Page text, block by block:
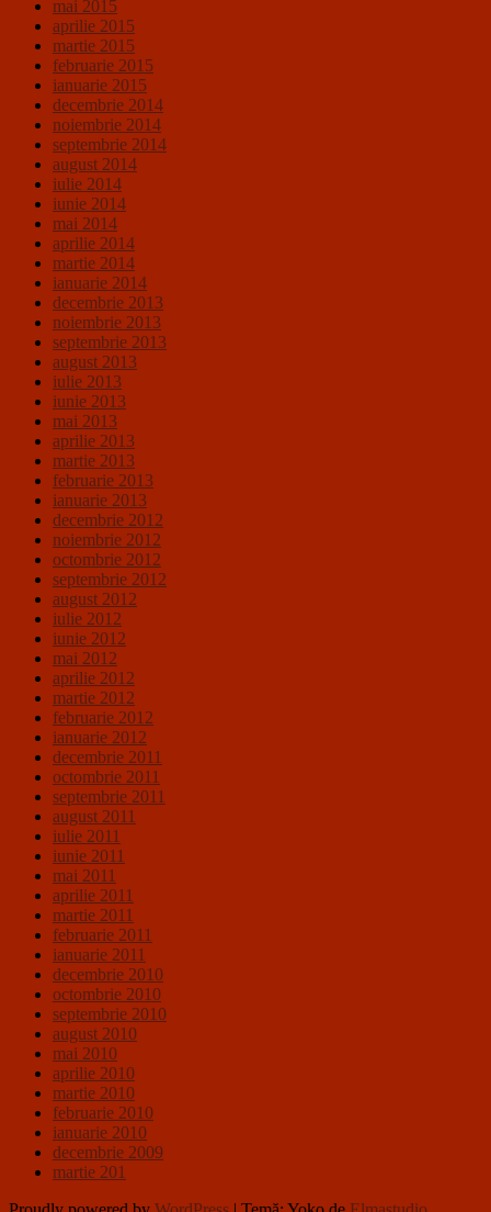
mai 2015
aprilie 2015
martie 2015
februarie 2015
ianuarie 2015
decembrie 2014
noiembrie 2014
septembrie 2014
august 2014
iulie 2014
iunie 2014
mai 2014
aprilie 2014
martie 2014
ianuarie 2014
decembrie 2013
noiembrie 2013
septembrie 2013
august 2013
iulie 2013
iunie 2013
mai 2013
aprilie 2013
martie 2013
februarie 2013
ianuarie 2013
decembrie 2012
noiembrie 2012
octombrie 2012
septembrie 2012
august 2012
iulie 2012
iunie 2012
mai 2012
aprilie 2012
martie 2012
februarie 2012
ianuarie 2012
decembrie 2011
octombrie 2011
septembrie 2011
august 2011
iulie 2011
iunie 2011
mai 2011
aprilie 2011
martie 2011
februarie 2011
ianuarie 2011
decembrie 2010
octombrie 2010
septembrie 2010
august 2010
mai 2010
aprilie 2010
martie 2010
februarie 2010
ianuarie 2010
decembrie 2009
martie 201